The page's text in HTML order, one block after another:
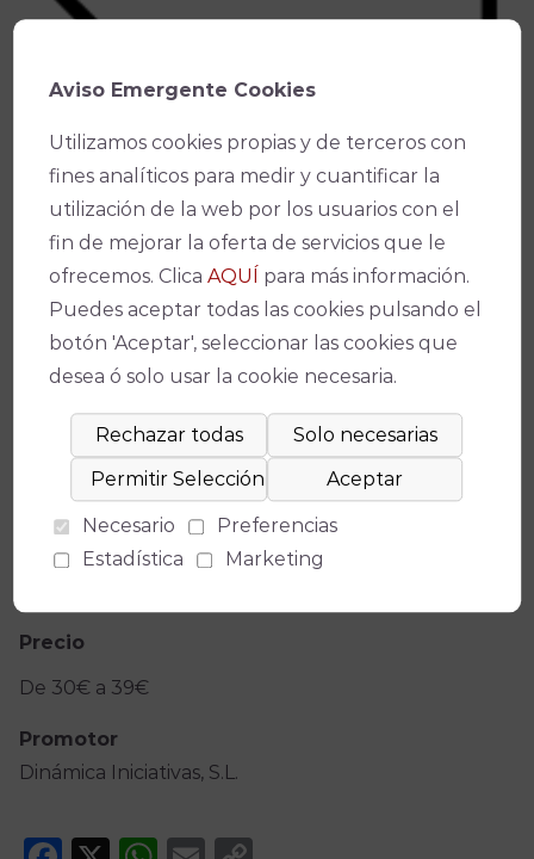
- Solicita el Bono Cultural aquí.*
*(Solo disponible en
Ficha técnica
Teatro de la Axerquía
Medidas de seguridad)
Fecha(s)
Precio
De 30€ a 39€
Promotor
Dinámica Iniciativas, S.L.
Aviso Emergente Cookies
Utilizamos cookies propias y de terceros con
fines analíticos para medir y cuantificar la
utilización de la web por los usuarios con el
fin de mejorar la oferta de servicios que le
ofrecemos. ClicaAQUÍ para más información.
Puedes aceptar todas las cookies pulsando el
botón 'Aceptar', seleccionar las cookies que
desea ó solo usar la cookie necesaria.
Necesario
Preferencias
Estadística
Marketing